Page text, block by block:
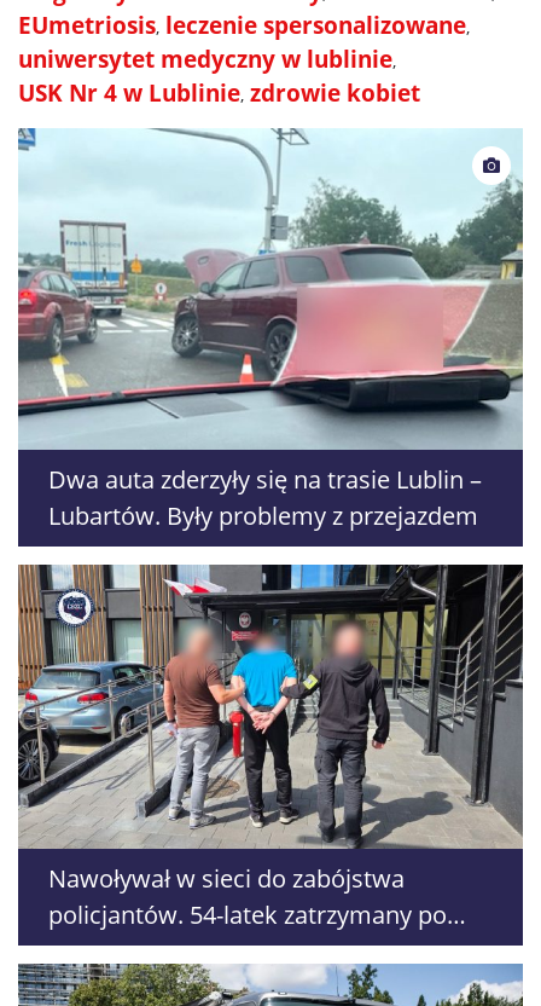
EUmetriosis leczenie spersonalizowane
uniwersytet medyczny w lublinie
USK Nr 4 w Lublinie zdrowie kobiet
Dwa auta zderzyły się na trasie Lublin –
Lubartów. Były problemy z przejazdem
Nawoływał w sieci do zabójstwa
policjantów. 54-latek zatrzymany po
kilku godzinach